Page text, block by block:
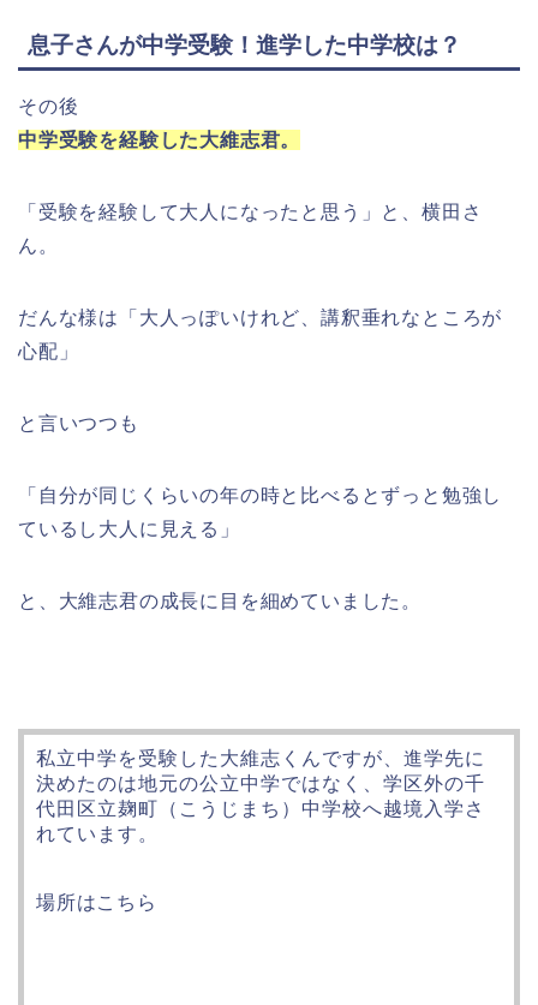
息子さんが中学受験！進学した中学校は？
その後
中学受験を経験した大維志君。
「受験を経験して大人になったと思う」と、横田さ
ん。
だんな様は「大人っぽいけれど、講釈垂れなところが
心配」
と言いつつも
「自分が同じくらいの年の時と比べるとずっと勉強し
ているし大人に見える」
と、大維志君の成長に目を細めていました。
私立中学を受験した大維志くんですが、進学先に
決めたのは地元の公立中学ではなく、学区外の千
代田区立麹町（こうじまち）中学校へ越境入学さ
れています。
場所はこちら